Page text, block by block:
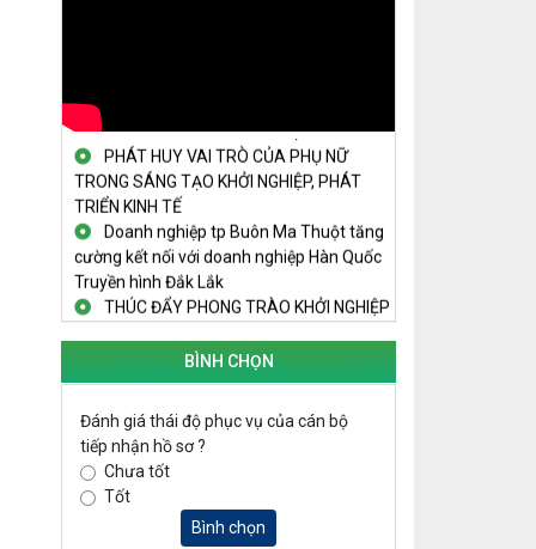
CÔNG TỪ MÔ HÌNH KINH TẾ TẬP THỂ
PHÁT HUY VAI TRÒ CỦA PHỤ NỮ
TRONG SÁNG TẠO KHỞI NGHIỆP, PHÁT
TRIỂN KINH TẾ
Doanh nghiệp tp Buôn Ma Thuột tăng
cường kết nối với doanh nghiệp Hàn Quốc
Truyền hình Đắk Lắk
THÚC ĐẨY PHONG TRÀO KHỞI NGHIỆP
TRONG SINH VIÊN
NGUỒN VỐN TÍN DỤNG ƯU ĐÃI TIẾP
SỨC CHO THANH NIÊN KHỞI NGHIỆP
LAN TỎA TINH THẦN KHỞI NGHIỆP
TRONG THANH NIÊN TẠI HUYỆN KRÔNG
PẮC
KHỞI NGHIỆP VỚI MÔ HÌNH NUÔI ỐC
NHỒI
NHÌN LẠI HOẠT ĐỘNG KHỞI NGHIỆP
ĐẮK LẮK GIAI ĐOẠN 2018-2020
BÌNH CHỌN
Đánh giá thái độ phục vụ của cán bộ
tiếp nhận hồ sơ ?
Chưa tốt
Tốt
Bình chọn